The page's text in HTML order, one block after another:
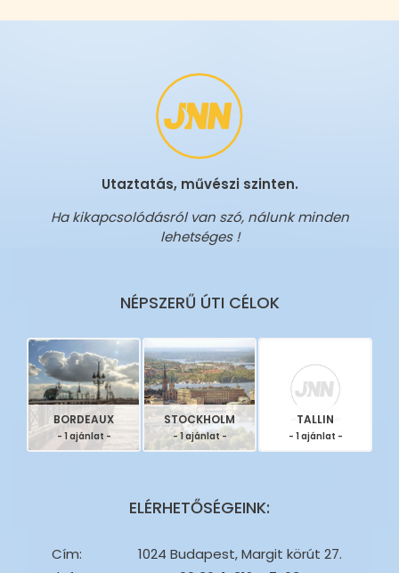
Utaztatás, művészi szinten.
Ha kikapcsolódásról van szó, nálunk minden
lehetséges !
NÉPSZERŰ ÚTI CÉLOK
BORDEAUX
- 1 ajánlat -
STOCKHOLM
- 1 ajánlat -
TALLIN
- 1 ajánlat -
ELÉRHETŐSÉGEINK:
Cím:
1024 Budapest, Margit körút 27.